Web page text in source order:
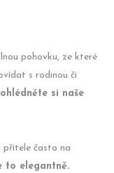
pohovku, ze které
s rodinou či
si naše
přítele často na
to elegantně.